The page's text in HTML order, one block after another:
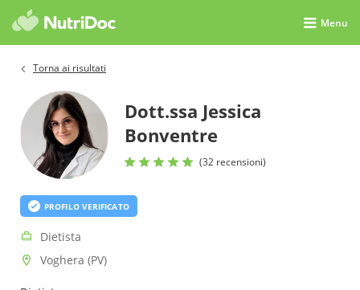
Menu
Torna ai risultati
Dott.ssa Jessica
Bonventre
(32 recensioni)
PROFILO VERIFICATO
Dietista
Voghera (PV)